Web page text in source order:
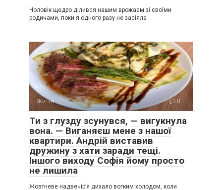
Чоловік щедро ділився нашим врожаєм зі своїми
родичами, поки я одного разу не засіяла
Життя 0
Ти з глузду зсунувся, — вигукнула
вона. — Виганяєш мене з нашої
квартири. Андрій виставив
дружину з хати заради тещі.
Іншого виходу Софія йому просто
не лишила
Жовтневе надвечір’я дихало вогким холодом, коли